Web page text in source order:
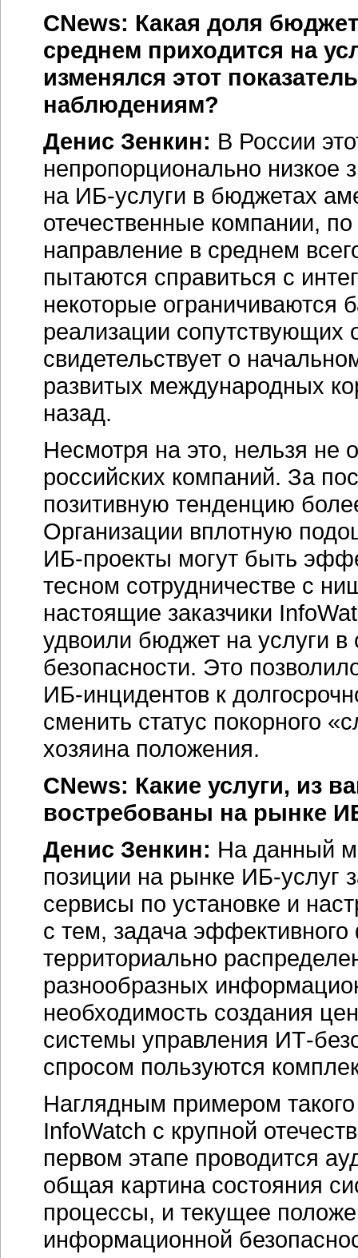
CNews: Какая доля
среднем приходится на
изменялся этот
наблюдениям?
Денис Зенкин: В России
непропорционально
на ИБ-услуги в бюджетах
отечественные компании,
направление в среднем
пытаются справиться с
некоторые ограничиваются
реализации сопутствующих
свидетельствует о
развитых международных
назад.
Несмотря на это, нельзя не
российских компаний. За
позитивную тенденцию
Организации вплотную
ИБ-проекты могут быть
тесном сотрудничестве с
настоящие заказчики
удвоили бюджет на услуги
безопасности. Это
ИБ-инцидентов к
сменить статус покорного
хозяина положения.
CNews: Какие услуги, из
востребованы на рынке
Денис Зенкин: На данный
позиции на рынке ИБ-услуг
сервисы по установке и
с тем, задача
территориально
разнообразных
необходимость создания
системы управления ИТ-
спросом пользуются
Наглядным примером
InfoWatch с крупной
первом этапе проводится
общая картина состояния
процессы, и текущее
информационной